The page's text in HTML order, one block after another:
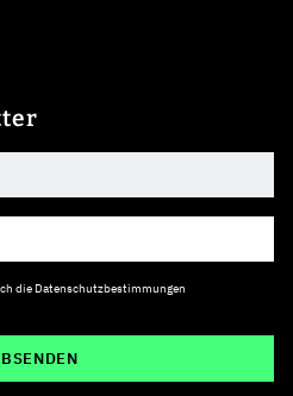
die Datenschutzbestimmungen